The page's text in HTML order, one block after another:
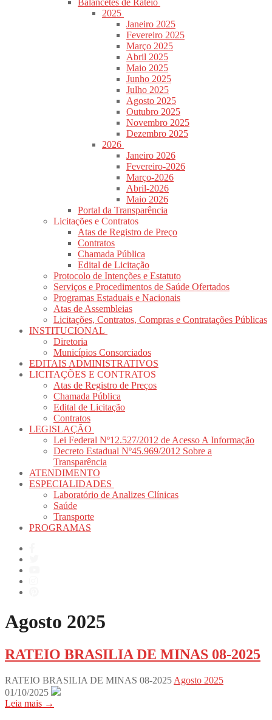
Balancetes de Rateio
2025
Janeiro 2025
Fevereiro 2025
Março 2025
Abril 2025
Maio 2025
Junho 2025
Julho 2025
Agosto 2025
Outubro 2025
Novembro 2025
Dezembro 2025
2026
Janeiro 2026
Fevereiro-2026
Março-2026
Abril-2026
Maio 2026
Portal da Transparência
Licitações e Contratos
Atas de Registro de Preço
Contratos
Chamada Pública
Edital de Licitação
Protocolo de Intenções e Estatuto
Serviços e Procedimentos de Saúde Ofertados
Programas Estaduais e Nacionais
Atas de Assembleias
Licitações, Contratos, Compras e Contratações Públicas
INSTITUCIONAL
Diretoria
Municípios Consorciados
EDITAIS ADMINISTRATIVOS
LICITAÇÕES E CONTRATOS
Atas de Registro de Preços
Chamada Pública
Edital de Licitação
Contratos
LEGISLAÇÃO
Lei Federal Nº12.527/2012 de Acesso A Informação
Decreto Estadual Nº45.969/2012 Sobre a
Transparência
ATENDIMENTO
ESPECIALIDADES
Laboratório de Analizes Clínicas
Saúde
Transporte
PROGRAMAS
Agosto 2025
RATEIO BRASILIA DE MINAS 08-2025
RATEIO BRASILIA DE MINAS 08-2025 Agosto 2025
01/10/2025
Leia mais →